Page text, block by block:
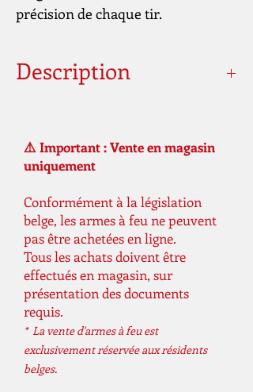
précision de chaque tir.
Description
Capacité du chargeur: 24 coups
Longueur: 195 mm
Filetage: WE / Socom Gear
Calibre: 6mm
Poids: 860 g
Poids de la livraison: 1.0 kg==WE==
⚠️ Important : Vente en magasin
uniquement
Conformément à la législation
belge, les armes à feu ne peuvent
pas être achetées en ligne.
Tous les achats doivent être
effectués en magasin, sur
présentation des documents
requis.
* La vente d'armes à feu est
exclusivement réservée aux résidents
belges.